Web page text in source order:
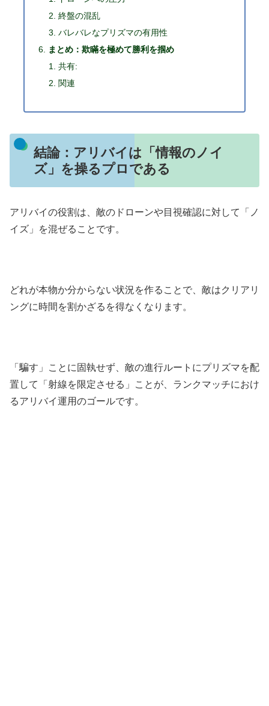
終盤の混乱
バレバレなプリズマの有用性
まとめ：欺瞞を極めて勝利を掴め
共有:
関連
結論：アリバイは「情報のノイ
ズ」を操るプロである
アリバイの役割は、敵のドローンや目視確認に対して「ノ
イズ」を混ぜることです。
どれが本物か分からない状況を作ることで、敵はクリアリ
ングに時間を割かざるを得なくなります。
「騙す」ことに固執せず、敵の進行ルートにプリズマを配
置して「射線を限定させる」ことが、ランクマッチにおけ
るアリバイ運用のゴールです。